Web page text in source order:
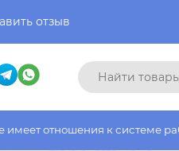
отзыв
к системе работы